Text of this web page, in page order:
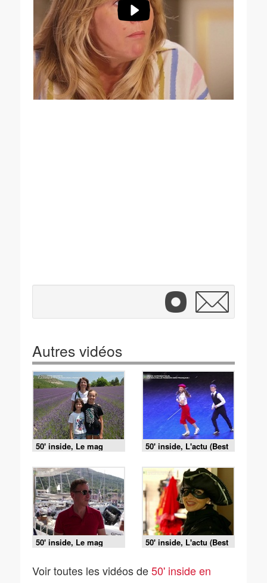
Autres vidéos
50' inside, Le mag
(Best of été) du 1 août
2026
50' inside, L'actu (Best
of été) du 1 août 2026
50' inside, Le mag
(Best of été) du 25
50' inside, L'actu (Best
of été) du 25 juillet
Voir toutes les vidéos de50' inside en